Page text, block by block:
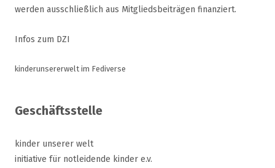
werden ausschließlich aus Mitgliedsbeiträgen finanziert.
Infos zum DZI
kinderunsererwelt im Fediverse
Geschäftsstelle
kinder unserer welt
initiative für notleidende kinder e.v.